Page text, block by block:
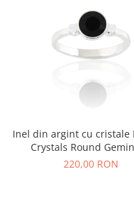
Inel din argint cu cristale
Crystals Round
220,00 RON